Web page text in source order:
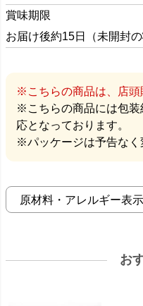
賞味期限
お届け後約15日（未開封の
※こちらの商品は、店頭
※こちらの商品には包装
応となっております。
※パッケージは予告なく
原材料・アレルギー表
お